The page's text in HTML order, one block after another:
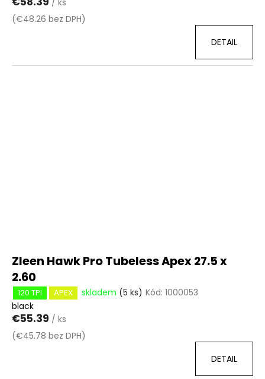
(€48.26 bez DPH)
DETAIL
Zleen Hawk Pro Tubeless Apex 27.5 x
2.60
120 TPI APEX skladem (5 ks) Kód: 1000053
black
€55.39 / ks
(€45.78 bez DPH)
DETAIL